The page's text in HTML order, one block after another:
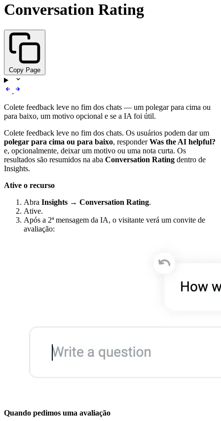
Conversation Rating
Copy Page
Colete feedback leve no fim dos chats — um polegar para cima ou
para baixo, um motivo opcional e se a IA foi útil.
Colete feedback leve no fim dos chats. Os usuários podem dar um
polegar para cima ou para baixo, responderWas the AI helpful?
e, opcionalmente, deixar um motivo ou uma nota curta. Os
resultados são resumidos na aba Conversation Rating dentro de
Insights.
Ative o recurso
Abra Insights → Conversation Rating.
Ative.
Após a 2ª mensagem da IA, o visitante verá um convite de
avaliação:
Quando pedimos uma avaliação